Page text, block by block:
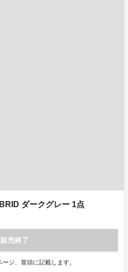
ダークグレー 1点
販売終了
ジ、冒頭に記載します。